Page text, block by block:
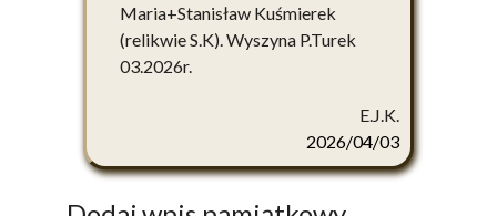
Maria+Stanisław Kuśmierek
(relikwie S.K). Wyszyna P.Turek
03.2026r.
E.J.K.
2026/04/03